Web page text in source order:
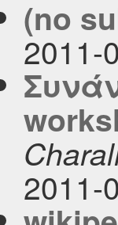
(no
2011-
2011-